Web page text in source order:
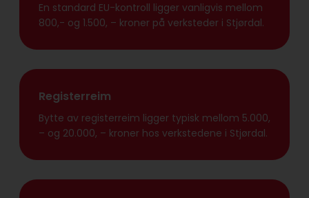
En standard EU-kontroll ligger vanligvis mellom
800,- og 1.500, – kroner på verksteder i Stjørdal.
Registerreim
Bytte av registerreim ligger typisk mellom 5.000,
– og 20.000, – kroner hos verkstedene i Stjørdal.